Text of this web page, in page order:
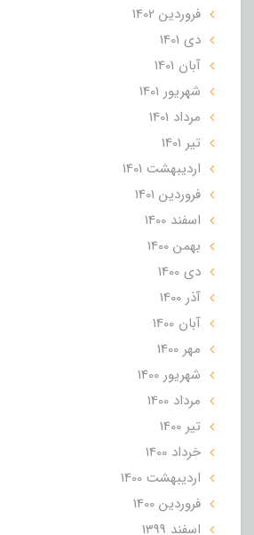
فروردین 1402
دی 1401
آبان 1401
شهریور 1401
مرداد 1401
تير 1401
ارديبهشت 1401
فروردین 1401
اسفند 1400
بهمن 1400
دی 1400
آذر 1400
آبان 1400
مهر 1400
شهریور 1400
مرداد 1400
تير 1400
خرداد 1400
ارديبهشت 1400
فروردین 1400
اسفند 1399